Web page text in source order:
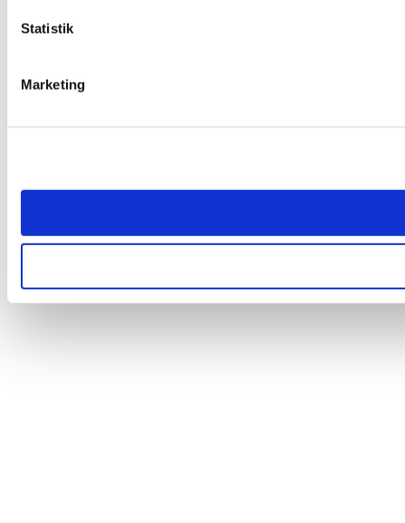
Statistik
Marketing